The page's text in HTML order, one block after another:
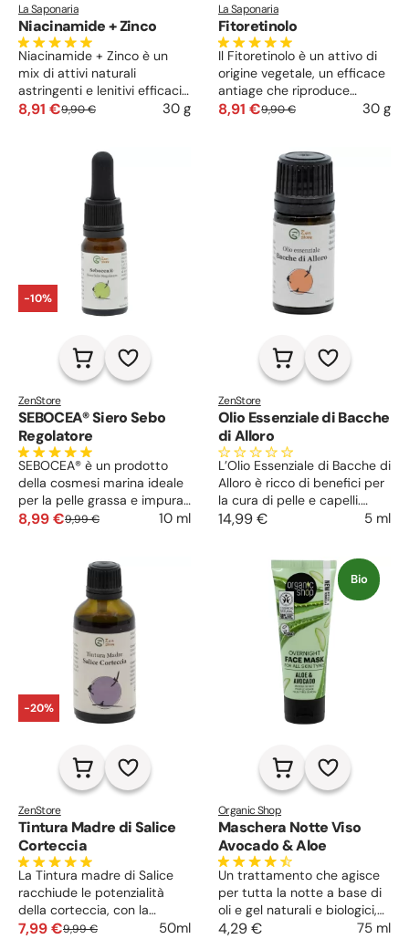
La Saponaria
Niacinamide + Zinco
Niacinamide + Zinco è un
mix di attivi naturali
astringenti e lenitivi efficaci
per la pelle grassa e mista.
stimola il turnover cellulare e
Ideale per il trattamento
della pelle acneica, adatto
anche alla cute sensibile.
8,91 €9,90 € 30 g
La Saponaria
Fitoretinolo
Il Fitoretinolo è un attivo di
origine vegetale, un efficace
antiage che riproduce
l’azione antiossidante del
tessuto e stimola la
rigenerazione cellulare. Meno
rughe e pelle liscia e
compatta.
8,91 €9,90 € 30 g
-10%
ZenStore
SEBOCEA® Siero Sebo
Regolatore
SEBOCEA® è un prodotto
della cosmesi marina ideale
per la pelle grassa e impura.
Inibisce le infiammazioni e
dermopurificante, rende più
uniforme e liscia la superficie
e riduce la formazione di
punti neri.
8,99 €9,99 € 10 ml
ZenStore
Olio Essenziale di Bacche
di Alloro
L’Olio Essenziale di Bacche di
Alloro è ricco di benefici per
la cura di pelle e capelli.
Tonico del corpo, stimola la
articolare. Indicato per la
pelle matura e acneica e per
i capelli grassi.
14,99 € 5 ml
-20%
ZenStore
Tintura Madre di Salice
Corteccia
La Tintura madre di Salice
racchiude le potenzialità
della corteccia, con la
salicina e i composti che
7,99 €9,99 € 50ml
Bio
Organic Shop
Maschera Notte Viso
Avocado & Aloe
Un trattamento che agisce
per tutta la notte a base di
oli e gel naturali e biologici,
con un’intensa azione
4,29 € 75 ml